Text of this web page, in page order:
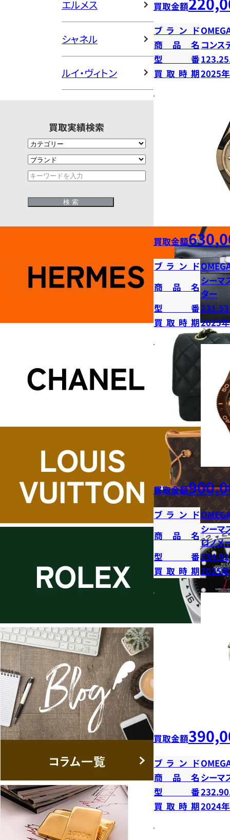
エルメス
シャネル
ルイ・ヴィトン
買取実績検索
買取金額
ブランド
商品名 コンス
型番
買取時期2025
買取金額
ブランド
商品名
シーマ
ター
型番
買取時期2025
買取金額
ブランド
商品名
シーマ
ロノメ
型番
買取時期2025
買取金額
ブランド
商品名 シーマ
型番
買取時期2024